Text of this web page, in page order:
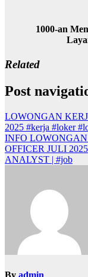
1000-an
Related
Post
LOWONGAN
2025 #kerja #loker
INFO
OFFICER JULI
ANALYST | #job